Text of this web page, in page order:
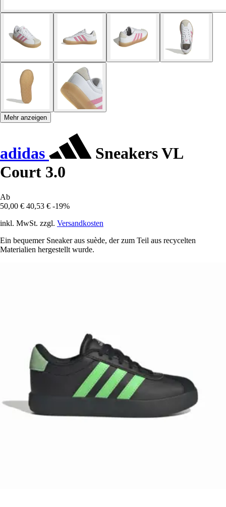
Mehr anzeigen
adidas
Sneakers VL
Court 3.0
Ab
50,00 € 40,53 € -19%
inkl. MwSt. zzgl. Versandkosten
Ein bequemer Sneaker aus suède, der zum Teil aus recycelten
Materialien hergestellt wurde.